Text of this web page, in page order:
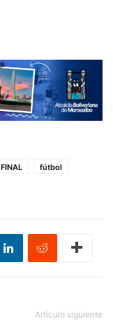
FINAL
fútbol
Artículo siguiente